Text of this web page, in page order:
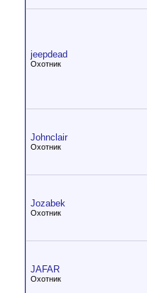
jeepdead
Охотник
Johnclair
Охотник
Jozabek
Охотник
JAFAR
Охотник